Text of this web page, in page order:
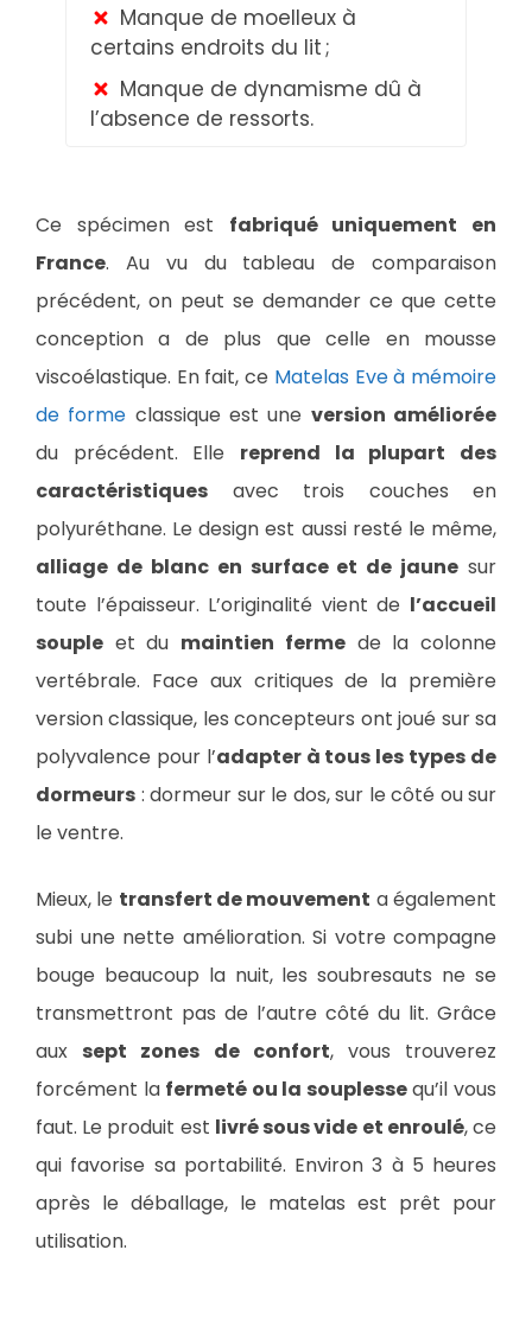
Manque de moelleux à
certains endroits du lit ;
Manque de dynamisme dû à
l’absence de ressorts.
Ce spécimen est fabriqué uniquement en
France. Au vu du tableau de comparaison
précédent, on peut se demander ce que cette
conception a de plus que celle en mousse
viscoélastique. En fait, ce Matelas Eve à mémoire
de forme classique est une version améliorée
du précédent. Elle reprend la plupart des
caractéristiques avec trois couches en
polyuréthane. Le design est aussi resté le même,
alliage de blanc en surface et de jaune sur
toute l’épaisseur. L’originalité vient de l’accueil
souple et du maintien fermede la colonne
vertébrale. Face aux critiques de la première
version classique, les concepteurs ont joué sur sa
polyvalence pour l’adapter à tous les types de
dormeurs : dormeur sur le dos, sur le côté ou sur
le ventre.
Mieux, le transfert de mouvement a également
subi une nette amélioration. Si votre compagne
bouge beaucoup la nuit, les soubresauts ne se
transmettront pas de l’autre côté du lit. Grâce
aux sept zones de confort, vous trouverez
forcément la fermeté ou la souplessequ’il vous
faut. Le produit est livré sous vide et enroulé, ce
qui favorise sa portabilité. Environ 3 à 5 heures
après le déballage, le matelas est prêt pour
utilisation.